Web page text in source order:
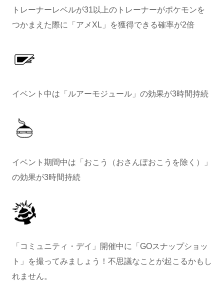
トレーナーレベルが31以上のトレーナーがポケモンを
つかまえた際に「アメXL」を獲得できる確率が2倍
イベント中は「ルアーモジュール」の効果が3時間持続
イベント期間中は「おこう（おさんぽおこうを除く）」
の効果が3時間持続
「コミュニティ・デイ」開催中に「GOスナップショッ
ト」を撮ってみましょう！不思議なことが起こるかもし
れません。